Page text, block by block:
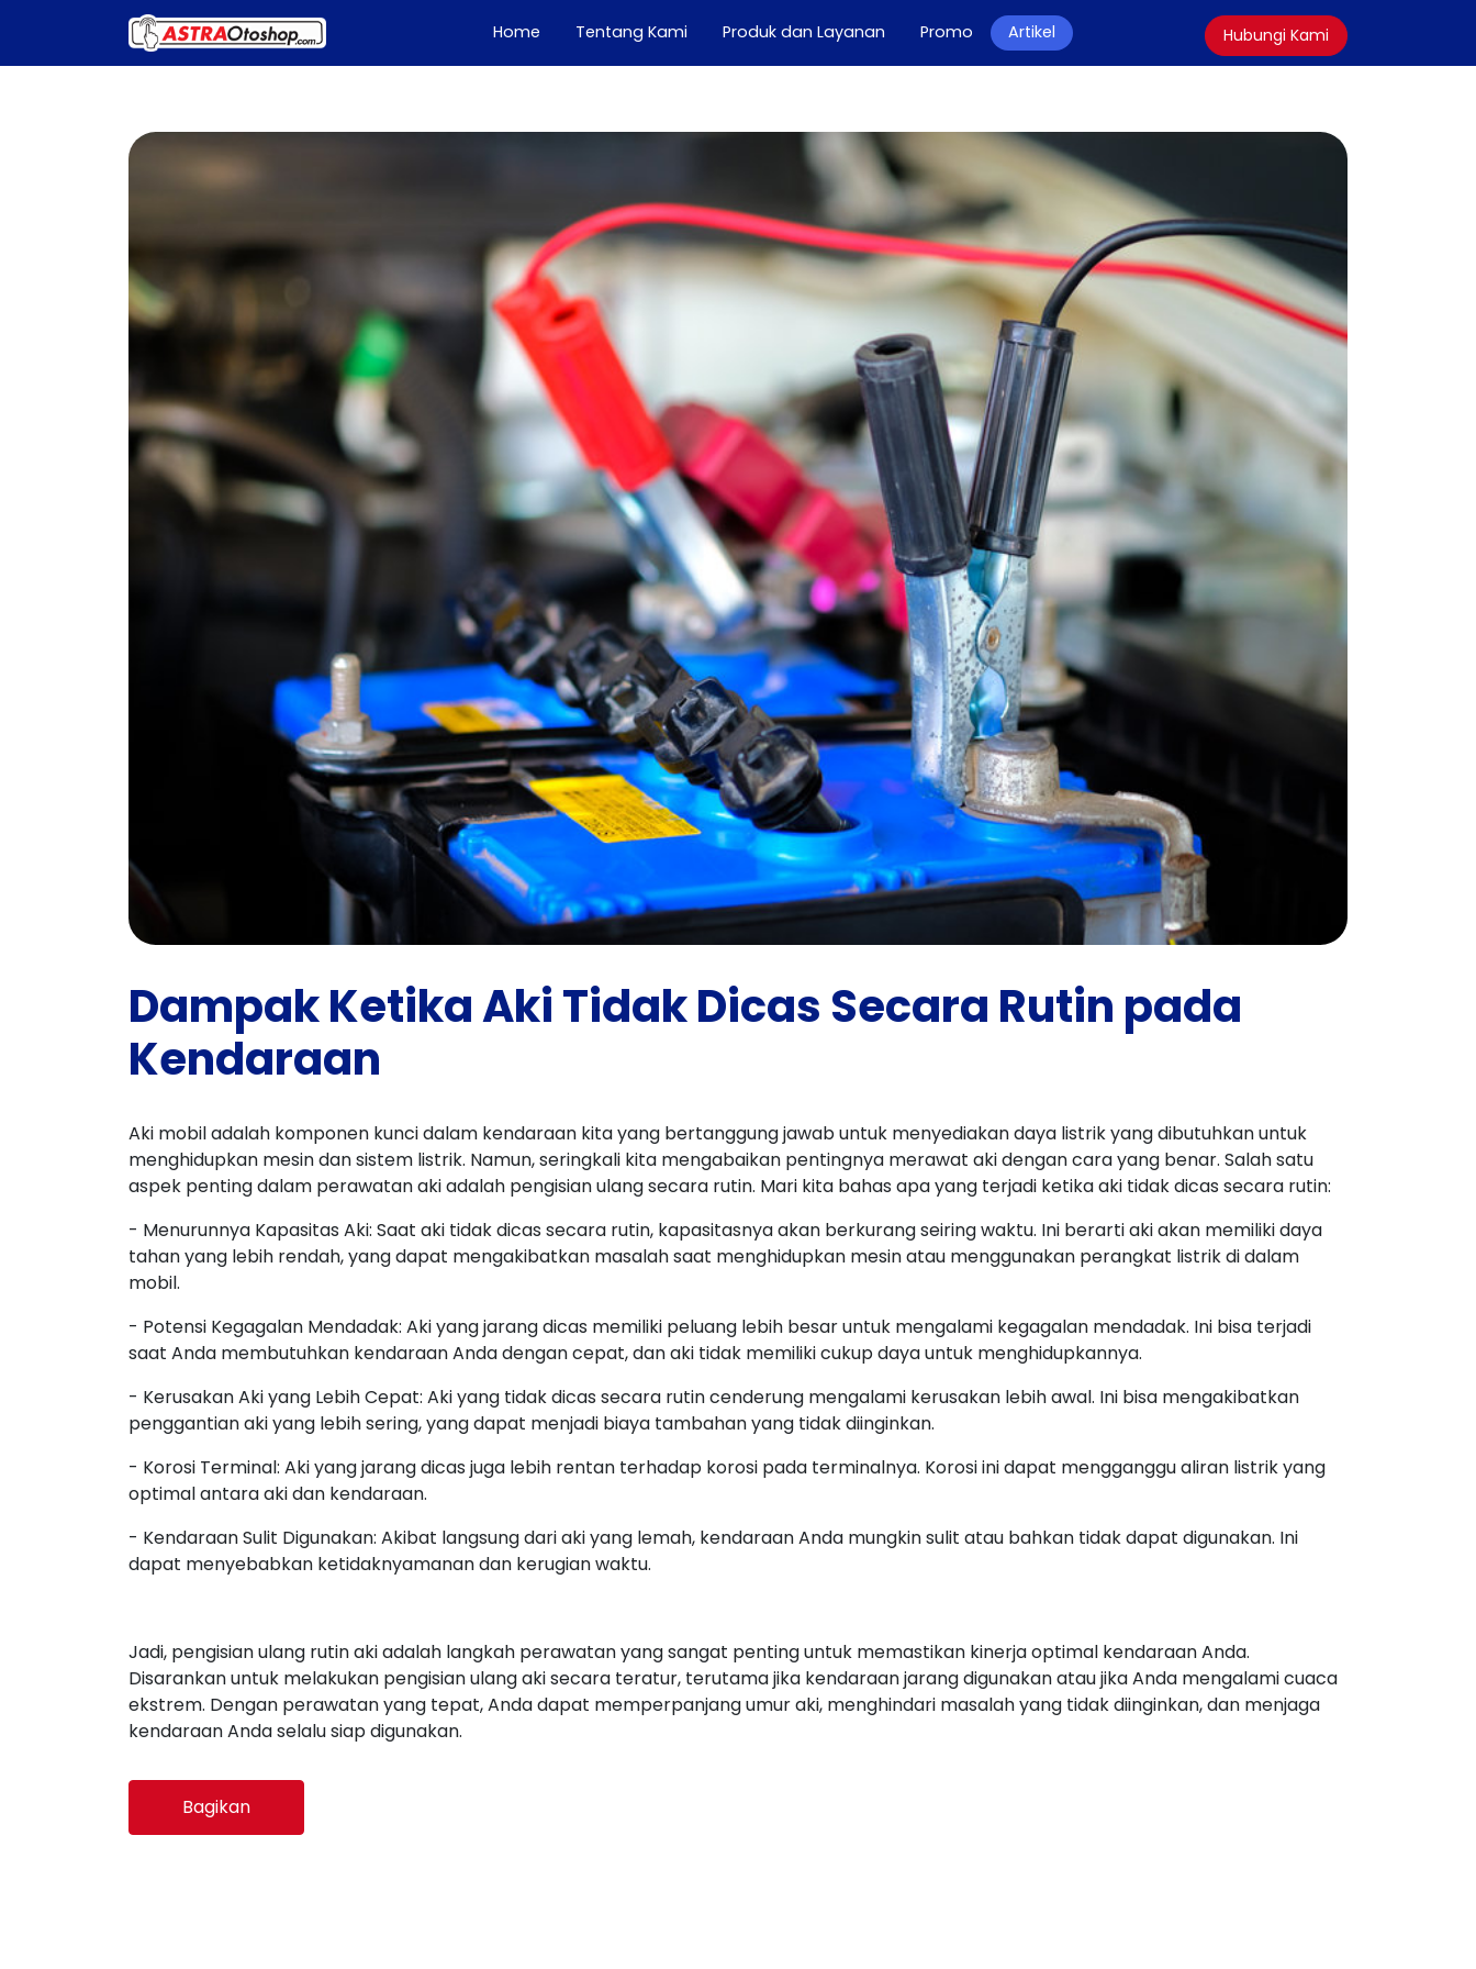
Home (current)
Tentang Kami Produk dan Layanan Promo Artikel Hubungi Kami
Dampak Ketika Aki Tidak Dicas Secara Rutin pada
Kendaraan
Aki mobil adalah komponen kunci dalam kendaraan kita yang bertanggung jawab untuk menyediakan daya listrik yang dibutuhkan untuk
menghidupkan mesin dan sistem listrik. Namun, seringkali kita mengabaikan pentingnya merawat aki dengan cara yang benar. Salah satu
aspek penting dalam perawatan aki adalah pengisian ulang secara rutin. Mari kita bahas apa yang terjadi ketika aki tidak dicas secara rutin:
- Menurunnya Kapasitas Aki: Saat aki tidak dicas secara rutin, kapasitasnya akan berkurang seiring waktu. Ini berarti aki akan memiliki daya
tahan yang lebih rendah, yang dapat mengakibatkan masalah saat menghidupkan mesin atau menggunakan perangkat listrik di dalam
mobil.
- Potensi Kegagalan Mendadak: Aki yang jarang dicas memiliki peluang lebih besar untuk mengalami kegagalan mendadak. Ini bisa terjadi
saat Anda membutuhkan kendaraan Anda dengan cepat, dan aki tidak memiliki cukup daya untuk menghidupkannya.
- Kerusakan Aki yang Lebih Cepat: Aki yang tidak dicas secara rutin cenderung mengalami kerusakan lebih awal. Ini bisa mengakibatkan
penggantian aki yang lebih sering, yang dapat menjadi biaya tambahan yang tidak diinginkan.
- Korosi Terminal: Aki yang jarang dicas juga lebih rentan terhadap korosi pada terminalnya. Korosi ini dapat mengganggu aliran listrik yang
optimal antara aki dan kendaraan.
- Kendaraan Sulit Digunakan: Akibat langsung dari aki yang lemah, kendaraan Anda mungkin sulit atau bahkan tidak dapat digunakan. Ini
dapat menyebabkan ketidaknyamanan dan kerugian waktu.
Jadi, pengisian ulang rutin aki adalah langkah perawatan yang sangat penting untuk memastikan kinerja optimal kendaraan Anda.
Disarankan untuk melakukan pengisian ulang aki secara teratur, terutama jika kendaraan jarang digunakan atau jika Anda mengalami cuaca
ekstrem. Dengan perawatan yang tepat, Anda dapat memperpanjang umur aki, menghindari masalah yang tidak diinginkan, dan menjaga
kendaraan Anda selalu siap digunakan.
Bagikan